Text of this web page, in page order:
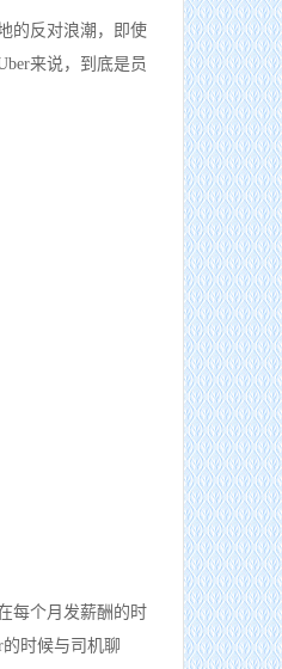
的反对浪潮，即使
来说，到底是员
每个月发薪酬的时
时候与司机聊